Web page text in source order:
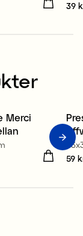
Pris
39
Merci
Pris
59